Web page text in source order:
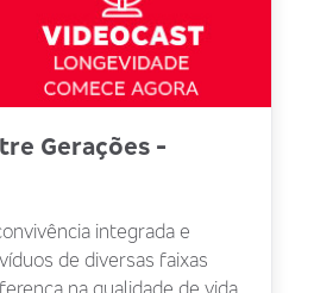
Gerações -
integrada e
de diversas faixas
na qualidade de vida